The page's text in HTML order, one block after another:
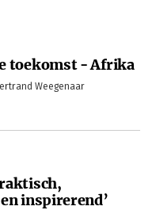
toekomst - Afrika
Weegenaar
inspirerend’